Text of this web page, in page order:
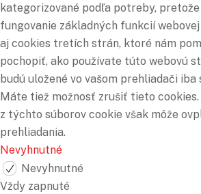
kategorizované podľa potreby,
fungovanie základných funkcií
aj cookies tretích strán, ktoré nám
pochopiť, ako používate túto webovú
budú uložené vo vašom prehliadači iba
Máte tiež možnosť zrušiť tieto
z týchto súborov cookie však môže
prehliadania.
Nevyhnutné
Nevyhnutné
Vždy zapnuté